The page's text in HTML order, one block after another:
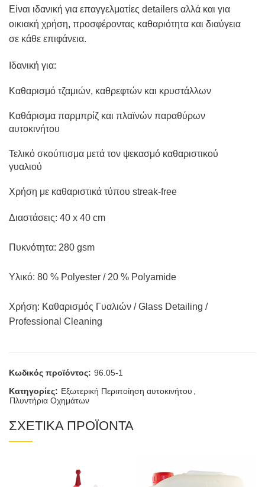
Είναι ιδανική για επαγγελματίες detailers αλλά και για
οικιακή χρήση, προσφέροντας καθαριότητα και διαύγεια
σε κάθε επιφάνεια.
Ιδανική για:
Καθαρισμό τζαμιών, καθρεφτών και κρυστάλλων
Καθάρισμα παρμπρίζ και πλαϊνών παραθύρων
αυτοκινήτου
Τελικό σκούπισμα μετά τον ψεκασμό καθαριστικού
γυαλιού
Χρήση με καθαριστικά τύπου streak-free
Διαστάσεις: 40 x 40 cm
Πυκνότητα: 280 gsm
Υλικό: 80 % Polyester / 20 % Polyamide
Χρήση: Καθαρισμός Γυαλιών / Glass Detailing /
Professional Cleaning
Κωδικός προϊόντος: 96.05-1
Κατηγορίες: Εξωτερική Περιποίηση αυτοκινήτου ,
Πλυντήρια Οχημάτων
ΣΧΕΤΙΚΑ ΠΡΟΪΟΝΤΑ